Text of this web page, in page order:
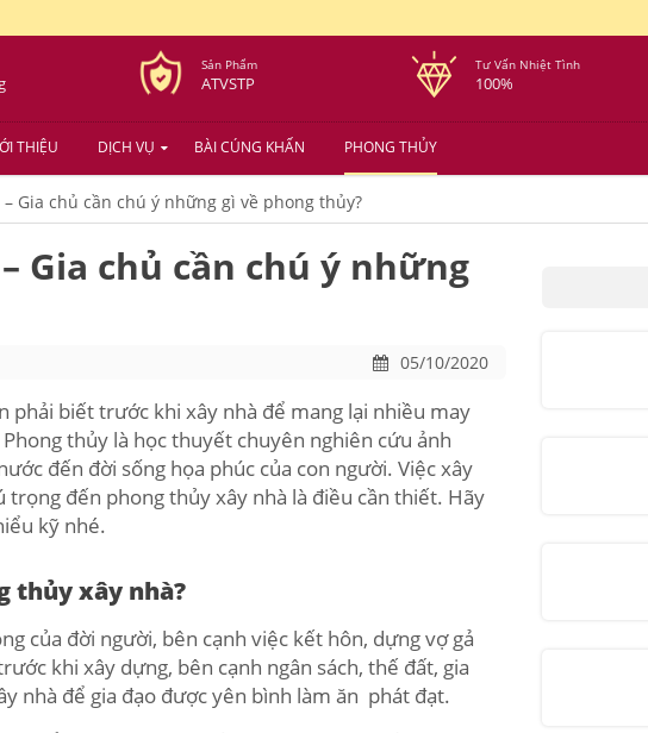
Sản Phẩm
ATVSTP
Tư Vấn Nhiệt Tình
100%
THIỆU DỊCH VỤ BÀI CÚNG KHẤN PHONG THỦY
Gia chủ cần chú ý những gì về phong thủy?
Gia chủ cần chú ý những
05/10/2020
phải biết trước khi xây nhà để mang lại nhiều may
thủy là học thuyết chuyên nghiên cứu ảnh
đến đời sống họa phúc của con người. Việc xây
trọng đến phong thủy xây nhà là điều cần thiết. Hãy
kỹ nhé.
thủy xây nhà?
của đời người, bên cạnh việc kết hôn, dựng vợ gả
khi xây dựng, bên cạnh ngân sách, thế đất, gia
nhà để gia đạo được yên bình làm ăn phát đạt.